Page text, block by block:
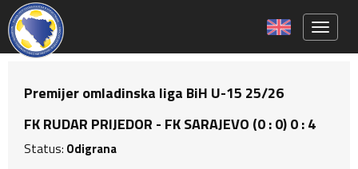
Premijer omladinska liga BiH U-15 25/26
FK RUDAR PRIJEDOR - FK SARAJEVO (0 : 0) 0 : 4
Status: Odigrana